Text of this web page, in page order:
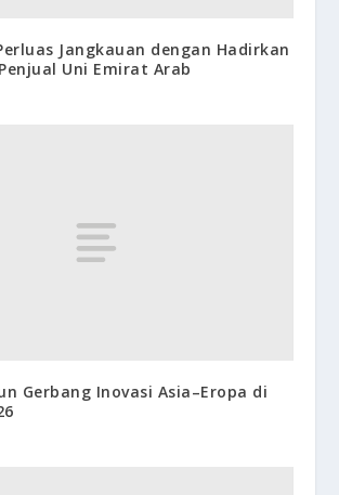
Jangkauan dengan Hadirkan
Uni Emirat Arab
Gerbang Inovasi Asia–Eropa di